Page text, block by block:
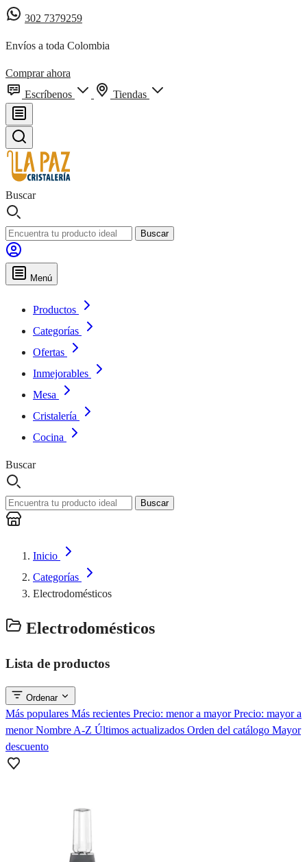
302 7379259
Envíos a toda Colombia
Comprar ahora
Escríbenos
Tiendas
Buscar
Buscar
Menú
Productos
Categorías
Ofertas
Inmejorables
Mesa
Cristalería
Cocina
Buscar
Buscar
Inicio
Categorías
Electrodomésticos
Electrodomésticos
Lista de productos
Ordenar
Más populares Más recientes Precio: menor a mayorPrecio: mayor a
menorNombre A-Z Últimos actualizados Orden del catálogo Mayor
descuento